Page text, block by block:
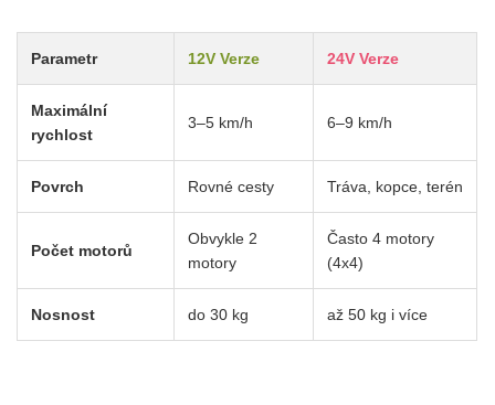
Parametr 12V Verze 24V Verze
Maximální
rychlost
3–5 km/h 6–9 km/h
Povrch Rovné cesty Tráva, kopce, terén
Počet motorů
Obvykle 2
motory
Často 4 motory
(4x4)
Nosnost do 30 kg až 50 kg i více